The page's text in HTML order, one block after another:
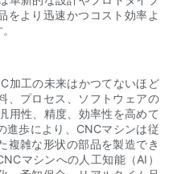
をより迅速かつコスト効率よ
加工の未来はかつてないほど
、プロセス、ソフトウェアの
用性、精度、効率性を高めて
進歩により、CNCマシンは従
複雑な形状の部品を製造でき
マシンへの人工知能（AI）